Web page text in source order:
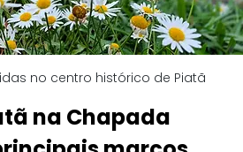
no centro histórico de Piatã
na Chapada